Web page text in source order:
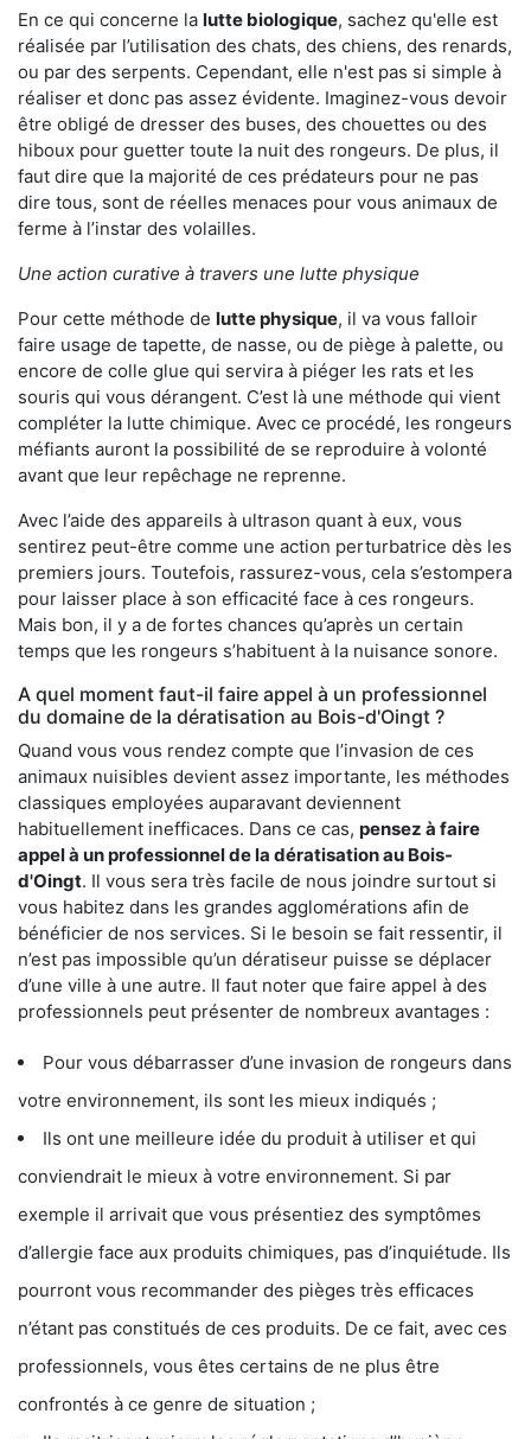
En ce qui concerne la lutte biologique, sachez qu'elle est
réalisée par l’utilisation des chats, des chiens, des renards,
ou par des serpents. Cependant, elle n'est pas si simple à
réaliser et donc pas assez évidente. Imaginez-vous devoir
être obligé de dresser des buses, des chouettes ou des
hiboux pour guetter toute la nuit des rongeurs. De plus, il
faut dire que la majorité de ces prédateurs pour ne pas
dire tous, sont de réelles menaces pour vous animaux de
ferme à l’instar des volailles.
Une action curative à travers une lutte physique
Pour cette méthode de lutte physique, il va vous falloir
faire usage de tapette, de nasse, ou de piège à palette, ou
encore de colle glue qui servira à piéger les rats et les
souris qui vous dérangent. C’est là une méthode qui vient
compléter la lutte chimique. Avec ce procédé, les rongeurs
méfiants auront la possibilité de se reproduire à volonté
avant que leur repêchage ne reprenne.
Avec l’aide des appareils à ultrason quant à eux, vous
sentirez peut-être comme une action perturbatrice dès les
premiers jours. Toutefois, rassurez-vous, cela s’estompera
pour laisser place à son efficacité face à ces rongeurs.
Mais bon, il y a de fortes chances qu’après un certain
temps que les rongeurs s’habituent à la nuisance sonore.
A quel moment faut-il faire appel à un professionnel
du domaine de la dératisation au Bois-d'Oingt ?
Quand vous vous rendez compte que l’invasion de ces
animaux nuisibles devient assez importante, les méthodes
classiques employées auparavant deviennent
habituellement inefficaces. Dans ce cas, pensez à faire
appel à un professionnel de la dératisation au Bois-
d'Oingt. Il vous sera très facile de nous joindre surtout si
vous habitez dans les grandes agglomérations afin de
bénéficier de nos services. Si le besoin se fait ressentir, il
n’est pas impossible qu’un dératiseur puisse se déplacer
d’une ville à une autre. Il faut noter que faire appel à des
professionnels peut présenter de nombreux avantages :
Pour vous débarrasser d’une invasion de rongeurs dans
votre environnement, ils sont les mieux indiqués ;
Ils ont une meilleure idée du produit à utiliser et qui
conviendrait le mieux à votre environnement. Si par
exemple il arrivait que vous présentiez des symptômes
d’allergie face aux produits chimiques, pas d’inquiétude. Ils
pourront vous recommander des pièges très efficaces
n’étant pas constitués de ces produits. De ce fait, avec ces
professionnels, vous êtes certains de ne plus être
confrontés à ce genre de situation ;